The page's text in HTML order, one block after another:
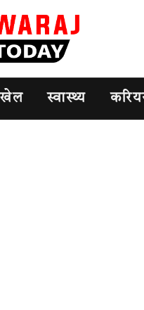
खेल स्वास्थ्य